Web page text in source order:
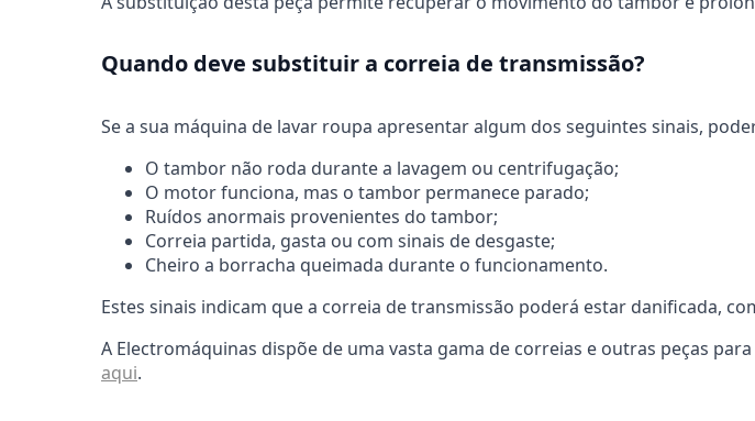
Quando deve substituir a correia de transmissão?
Se a sua máquina de lavar roupa apresentar algum dos seguintes sinais,
O tambor não roda durante a lavagem ou centrifugação;
O motor funciona, mas o tambor permanece parado;
Ruídos anormais provenientes do tambor;
Correia partida, gasta ou com sinais de desgaste;
Cheiro a borracha queimada durante o funcionamento.
Estes sinais indicam que a correia de transmissão poderá estar danificada,
A Electromáquinas dispõe de uma vasta gama de correias e outras peças
aqui.